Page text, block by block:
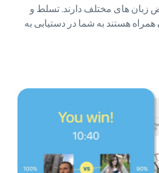
زبان های مختلف دارند. تسلط و
هستند به شما در دستیابی به